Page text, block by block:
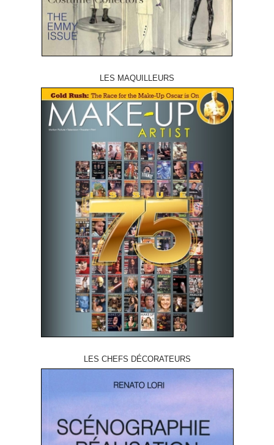
LES MAQUILLEURS
LES CHEFS DÉCORATEURS